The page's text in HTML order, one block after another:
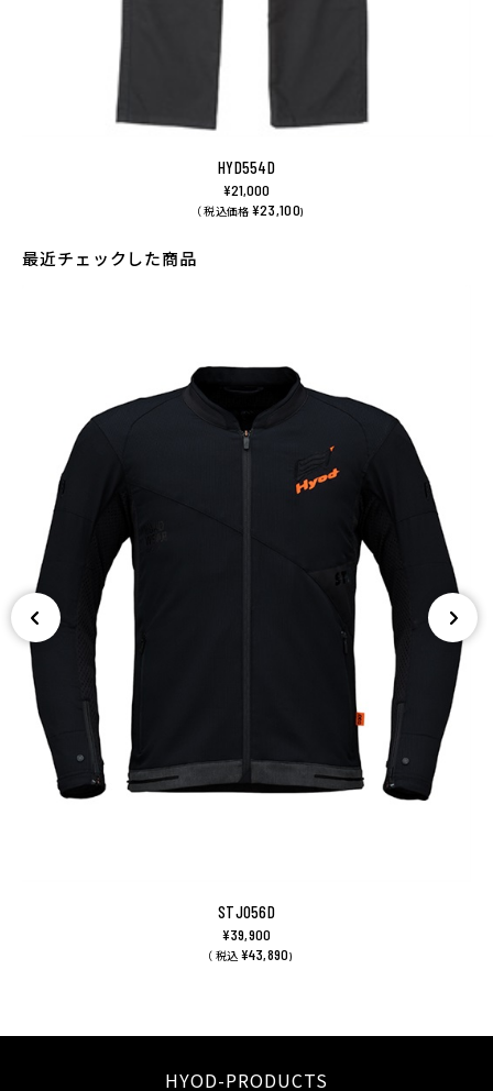
HYD554D
¥21,000
（ 税込価格 ¥23,100)
最近チェックした商品
STJ056D
¥39,900
（ 税込 ¥43,890)
HYOD-PRODUCTS